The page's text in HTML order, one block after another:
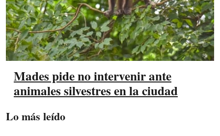
Mades pide no intervenir ante
animales silvestres en la ciudad
Lo más leído